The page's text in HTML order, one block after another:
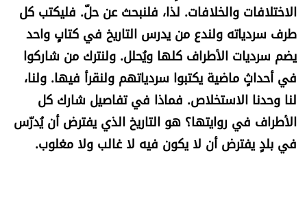
صحّة وصحن
الرياضة
منوّعات
حظّك اليوم
الاختلافات والخلافات. لذا، فلنبحث عن حلّ. فليكتب كل
طرف سردياته ولندع من يدرس التاريخ في كتابٍ واحد
يضم سرديات الأطراف كلها ويُحلل. ولنترك من شاركوا
في أحداثٍ ماضية يكتبوا سردياتهم ولنقرأ فيها. ولنا،
لنا وحدنا الاستخلاص. فماذا في تفاصيل شارك كل
الأطراف في روايتها؟ هو التاريخ الذي يفترض أن يُدرّس
في بلدٍ يفترض أن لا يكون فيه لا غالب ولا مغلوب.